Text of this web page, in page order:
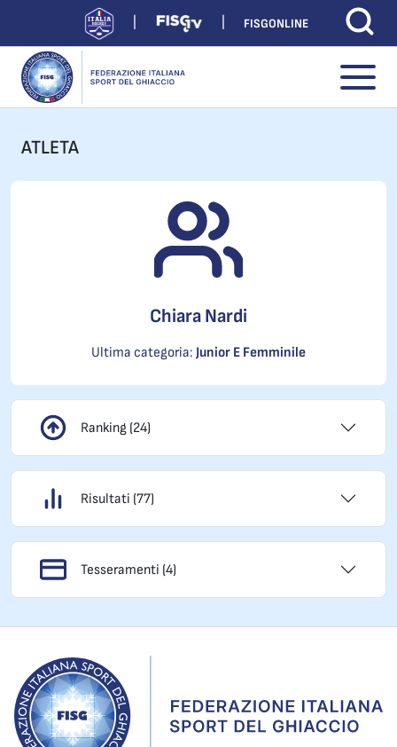
FISGONLINE
ATLETA
Chiara Nardi
Ultima categoria: Junior E Femminile
Ranking (24)
Risultati (77)
Tesseramenti (4)